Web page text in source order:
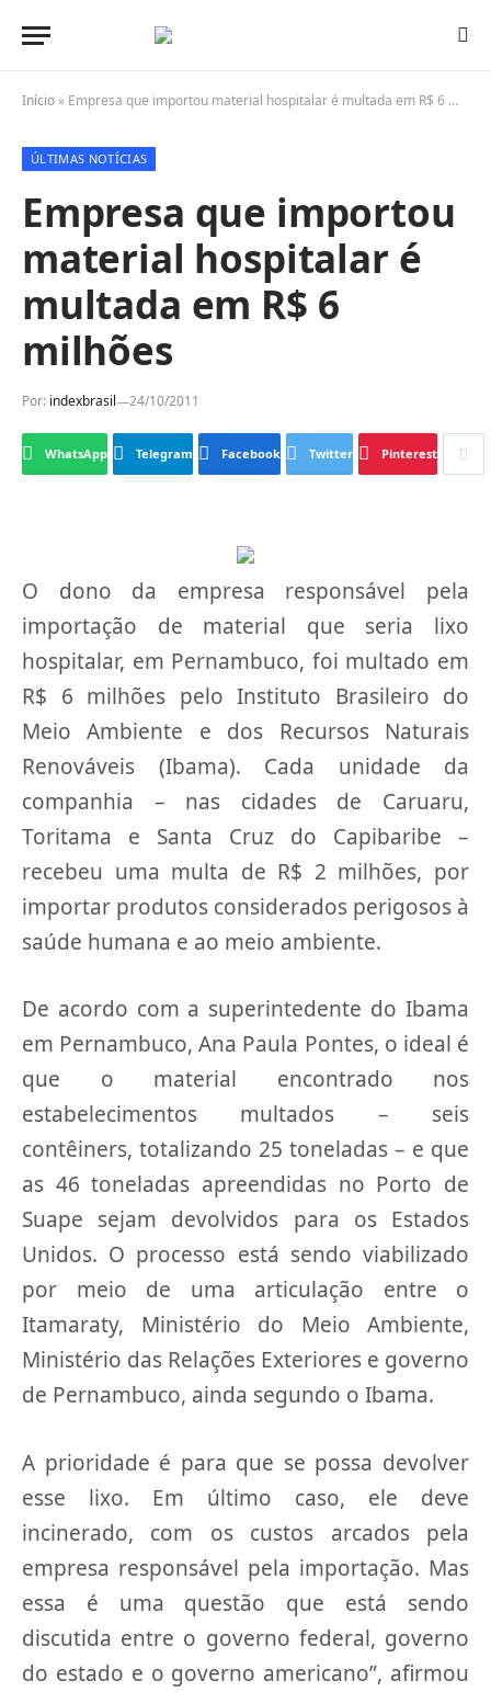
Início » Empresa que importou material hospitalar é multada em R$ 6 milhões
ÚLTIMAS NOTÍCIAS
Empresa que importou
material hospitalar é
multada em R$ 6
milhões
Por: indexbrasil 24/10/2011
WhatsApp Telegram Facebook Twitter Pinterest
O dono da empresa responsável pela
importação de material que seria lixo
hospitalar, em Pernambuco, foi multado em
R$ 6 milhões pelo Instituto Brasileiro do
Meio Ambiente e dos Recursos Naturais
Renováveis (Ibama). Cada unidade da
companhia – nas cidades de Caruaru,
Toritama e Santa Cruz do Capibaribe –
recebeu uma multa de R$ 2 milhões, por
importar produtos considerados perigosos à
saúde humana e ao meio ambiente.
De acordo com a superintedente do Ibama
em Pernambuco, Ana Paula Pontes, o ideal é
que o material encontrado nos
estabelecimentos multados – seis
contêiners, totalizando 25 toneladas – e que
as 46 toneladas apreendidas no Porto de
Suape sejam devolvidos para os Estados
Unidos. O processo está sendo viabilizado
por meio de uma articulação entre o
Itamaraty, Ministério do Meio Ambiente,
Ministério das Relações Exteriores e governo
de Pernambuco, ainda segundo o Ibama.
A prioridade é para que se possa devolver
esse lixo. Em último caso, ele deve
incinerado, com os custos arcados pela
empresa responsável pela importação. Mas
essa é uma questão que está sendo
discutida entre o governo federal, governo
do estado e o governo americano”, afirmou